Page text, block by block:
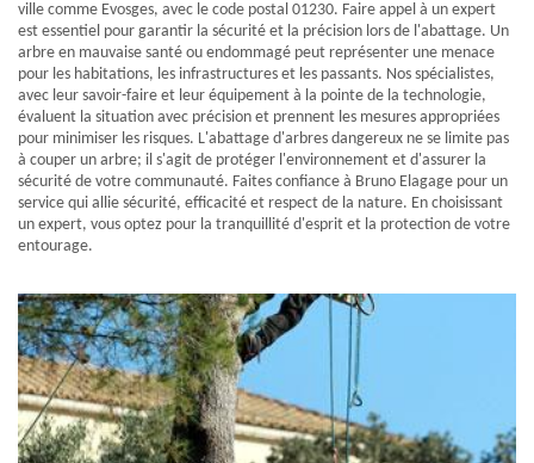
ville comme Evosges, avec le code postal 01230. Faire appel à un expert
est essentiel pour garantir la sécurité et la précision lors de l'abattage. Un
arbre en mauvaise santé ou endommagé peut représenter une menace
pour les habitations, les infrastructures et les passants. Nos spécialistes,
avec leur savoir-faire et leur équipement à la pointe de la technologie,
évaluent la situation avec précision et prennent les mesures appropriées
pour minimiser les risques. L'abattage d'arbres dangereux ne se limite pas
à couper un arbre; il s'agit de protéger l'environnement et d'assurer la
sécurité de votre communauté. Faites confiance à Bruno Elagage pour un
service qui allie sécurité, efficacité et respect de la nature. En choisissant
un expert, vous optez pour la tranquillité d'esprit et la protection de votre
entourage.